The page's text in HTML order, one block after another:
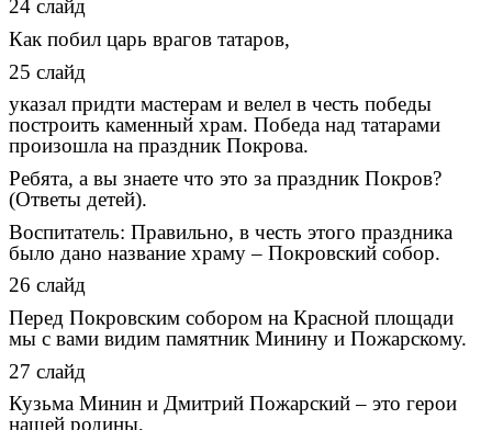
24 слайд
Как побил царь врагов татаров,
25 слайд
указал придти мастерам и велел в честь победы
построить каменный храм. Победа над татарами
произошла на праздник Покрова.
Ребята, а вы знаете что это за праздник Покров?
(Ответы детей).
Воспитатель: Правильно, в честь этого праздника
было дано название храму – Покровский собор.
26 слайд
Перед Покровским собором на Красной площади
мы с вами видим памятник Минину и Пожарскому.
27 слайд
Кузьма Минин и Дмитрий Пожарский – это герои
нашей родины,